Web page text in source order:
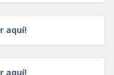
aquí!
aquí!